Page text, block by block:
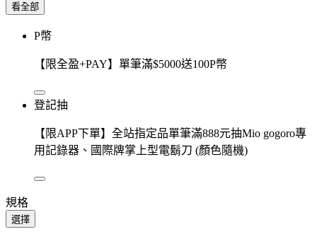
看全部
P幣
【限全盈+PAY】單筆滿$5000送100P幣
登記抽
【限APP下單】全站指定品單筆滿888元抽Mio gogoro專
用記錄器、國際牌掌上型電鬍刀 (顏色隨機)
規格
選擇